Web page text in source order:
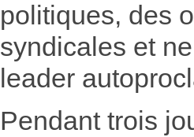
politiques, des
syndicales et
leader
Pendant trois